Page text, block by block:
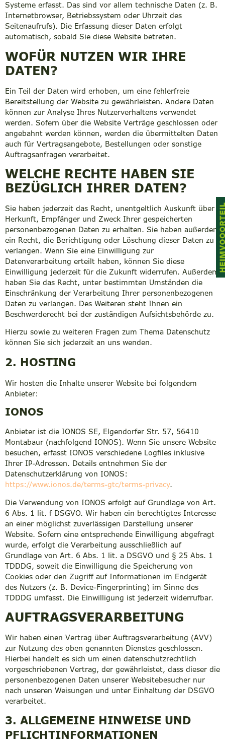
Systeme erfasst. Das sind vor allem technische Daten (z. B.
Internetbrowser, Betriebssystem oder Uhrzeit des
Seitenaufrufs). Die Erfassung dieser Daten erfolgt
automatisch, sobald Sie diese Website betreten.
WOFÜR NUTZEN WIR IHRE
DATEN?
Ein Teil der Daten wird erhoben, um eine fehlerfreie
Bereitstellung der Website zu gewährleisten. Andere Daten
können zur Analyse Ihres Nutzerverhaltens verwendet
werden. Sofern über die Website Verträge geschlossen oder
angebahnt werden können, werden die übermittelten Daten
auch für Vertragsangebote, Bestellungen oder sonstige
Auftragsanfragen verarbeitet.
WELCHE RECHTE HABEN SIE
BEZÜGLICH IHRER DATEN?
Sie haben jederzeit das Recht, unentgeltlich Auskunft über
Herkunft, Empfänger und Zweck Ihrer gespeicherten
personenbezogenen Daten zu erhalten. Sie haben außerdem
ein Recht, die Berichtigung oder Löschung dieser Daten zu
verlangen. Wenn Sie eine Einwilligung zur
Datenverarbeitung erteilt haben, können Sie diese
Einwilligung jederzeit für die Zukunft widerrufen. Außerdem
haben Sie das Recht, unter bestimmten Umständen die
Einschränkung der Verarbeitung Ihrer personenbezogenen
Daten zu verlangen. Des Weiteren steht Ihnen ein
Beschwerderecht bei der zuständigen Aufsichtsbehörde zu.
Hierzu sowie zu weiteren Fragen zum Thema Datenschutz
können Sie sich jederzeit an uns wenden.
2. HOSTING
Wir hosten die Inhalte unserer Website bei folgendem
Anbieter:
IONOS
Anbieter ist die IONOS SE, Elgendorfer Str. 57, 56410
Montabaur (nachfolgend IONOS). Wenn Sie unsere Website
besuchen, erfasst IONOS verschiedene Logfiles inklusive
Ihrer IP-Adressen. Details entnehmen Sie der
Datenschutzerklärung von IONOS:
https://www.ionos.de/terms-gtc/terms-privacy.
Die Verwendung von IONOS erfolgt auf Grundlage von Art.
6 Abs. 1 lit. f DSGVO. Wir haben ein berechtigtes Interesse
an einer möglichst zuverlässigen Darstellung unserer
Website. Sofern eine entsprechende Einwilligung abgefragt
wurde, erfolgt die Verarbeitung ausschließlich auf
Grundlage von Art. 6 Abs. 1 lit. a DSGVO und § 25 Abs. 1
TDDDG, soweit die Einwilligung die Speicherung von
Cookies oder den Zugriff auf Informationen im Endgerät
des Nutzers (z. B. Device-Fingerprinting) im Sinne des
TDDDG umfasst. Die Einwilligung ist jederzeit widerrufbar.
AUFTRAGSVERARBEITUNG
Wir haben einen Vertrag über Auftragsverarbeitung (AVV)
zur Nutzung des oben genannten Dienstes geschlossen.
Hierbei handelt es sich um einen datenschutzrechtlich
vorgeschriebenen Vertrag, der gewährleistet, dass dieser die
personenbezogenen Daten unserer Websitebesucher nur
nach unseren Weisungen und unter Einhaltung der DSGVO
verarbeitet.
3. ALLGEMEINE HINWEISE UND
PFLICHT­INFORMATIONEN